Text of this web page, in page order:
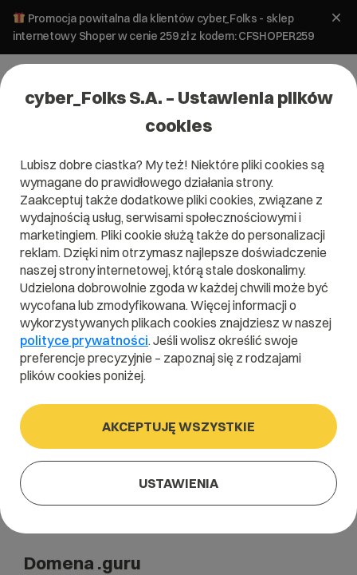
Promocja powitalna dla klientów cyber_Folks - sklep
internetowy Shoper w cenie 259 zł z kodem: CFSHOPER259
Domena .guru
Pokaż, że jesteś ekspertem!
.guru
Szukaj
Domena .guru
cyber_Folks S.A. – Ustawienia plików
cookies
Lubisz dobre ciastka? My też! Niektóre pliki cookies są
wymagane do prawidłowego działania strony.
Zaakceptuj także dodatkowe pliki cookies, związane z
wydajnością usług, serwisami społecznościowymi i
marketingiem. Pliki cookie służą także do personalizacji
reklam. Dzięki nim otrzymasz najlepsze doświadczenie
naszej strony internetowej, którą stale doskonalimy.
Udzielona dobrowolnie zgoda w każdej chwili może być
wycofana lub zmodyfikowana. Więcej informacji o
wykorzystywanych plikach cookies znajdziesz w naszej
polityce prywatności. Jeśli wolisz określić swoje
preferencje precyzyjnie – zapoznaj się z rodzajami
plików cookies poniżej.
AKCEPTUJĘ WSZYSTKIE
USTAWIENIA